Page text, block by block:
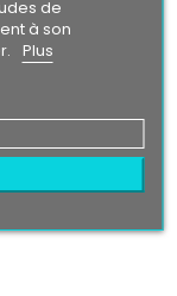
panier
de
à son
Plus